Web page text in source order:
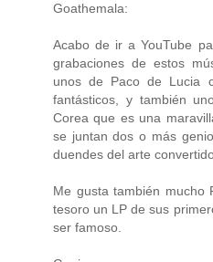
Goathemala:
Acabo de ir a YouTube
grabaciones de estos
unos de Paco de Lucia
fantásticos, y también
Corea que es una
se juntan dos o más
duendes del arte
Me gusta también mucho
tesoro un LP de sus
ser famoso.